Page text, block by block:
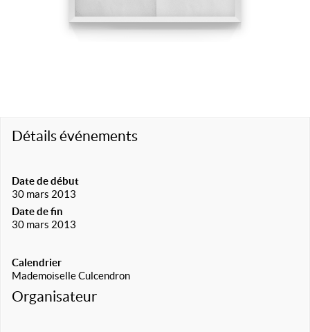
Détails événements
Date de début
30 mars 2013
Date de fin
30 mars 2013
Calendrier
Mademoiselle Culcendron
Organisateur